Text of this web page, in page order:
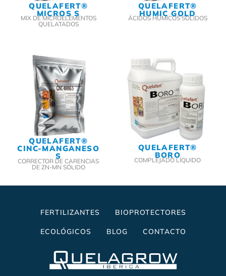
QUELAFERT®
MICROS S
MIX DE MICROELEMENTOS
QUELATADOS
QUELAFERT®
HUMIC GOLD
ÁCIDOS HÚMICOS SÓLIDOS
QUELAFERT®
CINC-MANGANESO
S
CORRECTOR DE CARENCIAS
DE ZN-MN SÓLIDO
QUELAFERT®
BORO
COMPLEJADO LÍQUIDO
FERTILIZANTES BIOPROTECTORES
ECOLÓGICOS BLOG CONTACTO